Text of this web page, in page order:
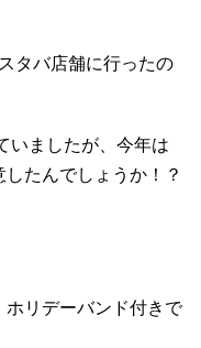
タバ店舗に行ったの
いましたが、今年は
たんでしょうか！？
ホリデーバンド付きで